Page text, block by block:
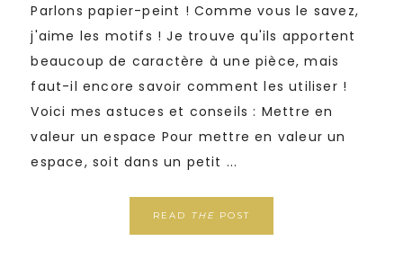
Parlons papier-peint ! Comme vous le savez,
j'aime les motifs ! Je trouve qu'ils apportent
beaucoup de caractère à une pièce, mais
faut-il encore savoir comment les utiliser !
Voici mes astuces et conseils : Mettre en
valeur un espace Pour mettre en valeur un
espace, soit dans un petit ...
READ THE POST